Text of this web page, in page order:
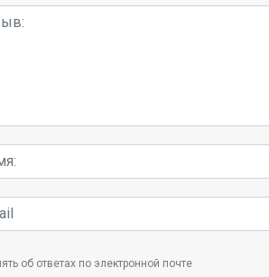
об ответах по электронной почте